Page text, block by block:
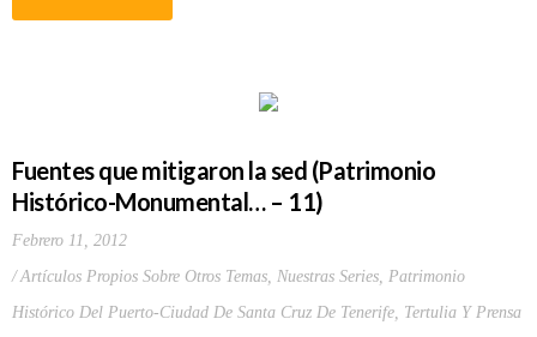
Fuentes que mitigaron la sed (Patrimonio
Histórico-Monumental… – 11)
Febrero 11, 2012
Artículos Propios Sobre Otros Temas, Nuestras Series, Patrimonio
Histórico Del Puerto-Ciudad De Santa Cruz De Tenerife, Tertulia Y Prensa